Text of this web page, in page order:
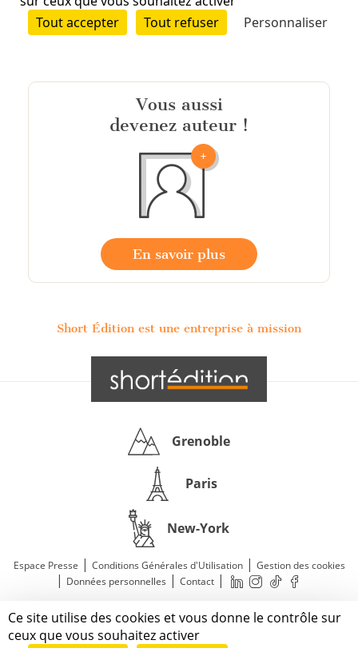
Ce site utilise des cookies et vous donne le contrôle sur
ceux que vous souhaitez activer
Vous aussi
devenez auteur !
En savoir plus
Short Édition est une entreprise à mission
Grenoble
Paris
New-York
Espace Presse | Conditions Générales d'Utilisation| Gestion des cookies
| Données personnelles| Contact|
Mentions légales